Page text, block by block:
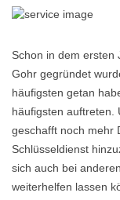
Schon in dem ersten
Gohr gegründet
häufigsten getan
häufigsten auftreten.
geschafft noch mehr
Schlüsseldienst
sich auch bei
weiterhelfen lassen